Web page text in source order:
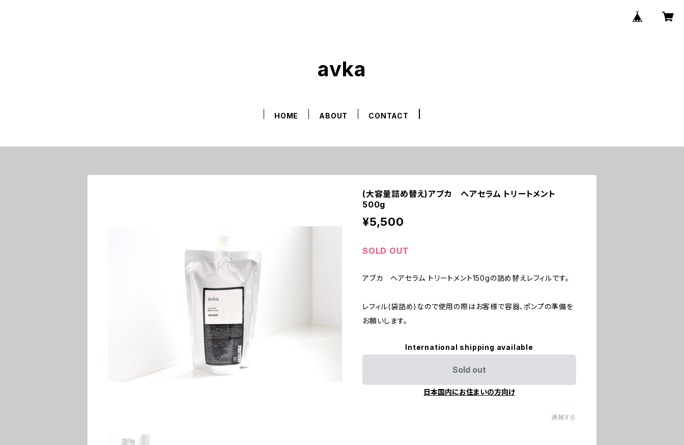
avka
HOME ABOUT CONTACT
(大容量詰め替え)アブカ ヘアセラム トリートメント
500g
¥5,500
SOLD OUT
アブカ ヘアセラム トリートメント150gの詰め替えレフィルです。
レフィル(袋詰め)なので使用の際はお客様で容器、ポンプの準備を
お願いします。
International shipping available
Sold out
日本国内にお住まいの方向け
通報する